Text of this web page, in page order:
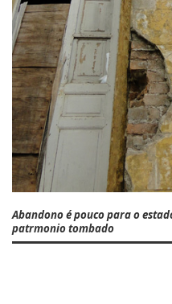
Abandono é pouco para o
patrmonio tombado